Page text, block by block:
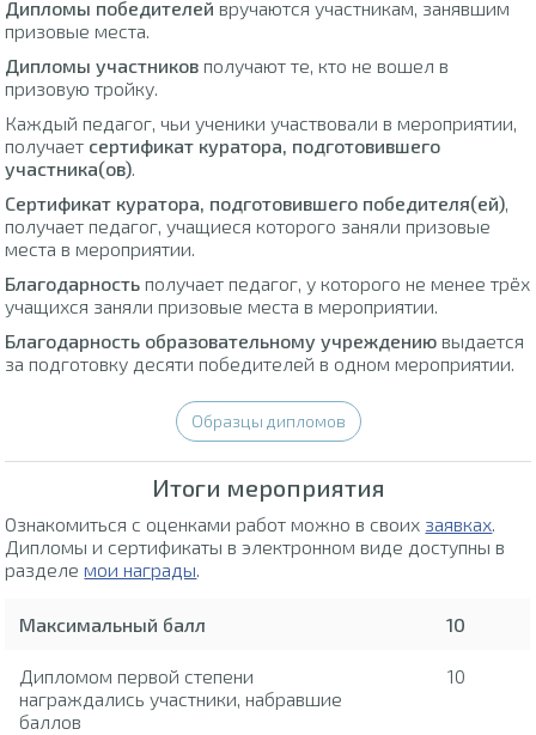
Дипломы победителей вручаются участникам, занявшим
призовые места.
Дипломы участников получают те, кто не вошел в
призовую тройку.
Каждый педагог, чьи ученики участвовали в мероприятии,
получает сертификат куратора, подготовившего
участника(ов).
Сертификат куратора, подготовившего победителя(ей),
получает педагог, учащиеся которого заняли призовые
места в мероприятии.
Благодарность получает педагог, у которого не менее трёх
учащихся заняли призовые места в мероприятии.
Благодарность образовательному учреждению выдается
за подготовку десяти победителей в одном мероприятии.
Образцы дипломов
Итоги мероприятия
Ознакомиться с оценками работ можно в своих заявках.
Дипломы и сертификаты в электронном виде доступны в
разделемои награды.
Максимальный балл 10
Дипломом первой степени
награждались участники, набравшие
баллов
10